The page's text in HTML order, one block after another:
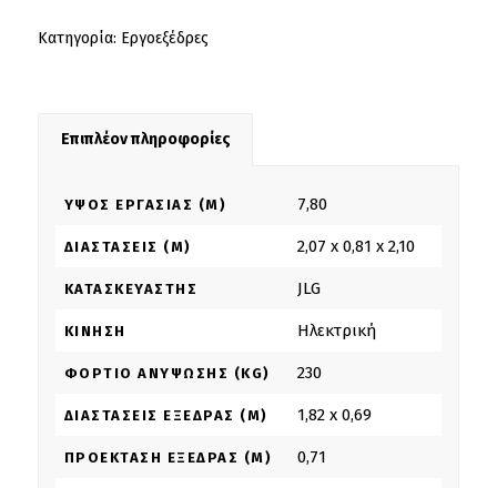
Κατηγορία: Εργοεξέδρες
Επιπλέον πληροφορίες
ΎΨΟΣ ΕΡΓΑΣΊΑΣ (M) 7,80
ΔΙΑΣΤΆΣΕΙΣ (M) 2,07 x 0,81 x 2,10
ΚΑΤΑΣΚΕΥΑΣΤΉΣ JLG
ΚΊΝΗΣΗ Ηλεκτρική
ΦΟΡΤΊΟ ΑΝΎΨΩΣΗΣ (KG) 230
ΔΙΑΣΤΆΣΕΙΣ ΕΞΈΔΡΑΣ (M) 1,82 x 0,69
ΠΡΟΈΚΤΑΣΗ ΕΞΈΔΡΑΣ (M) 0,71